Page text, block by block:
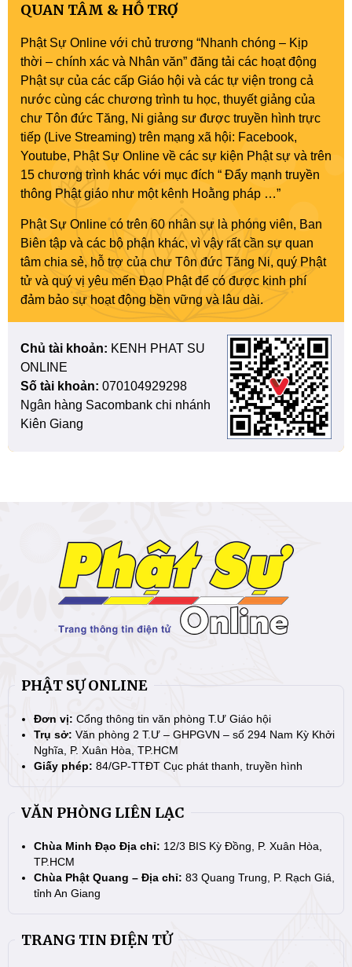
QUAN TÂM & HỖ TRỢ
Phật Sự Online với chủ trương “Nhanh chóng – Kịp
thời – chính xác và Nhân văn” đăng tải các hoạt động
Phật sự của các cấp Giáo hội và các tự viện trong cả
nước cùng các chương trình tu học, thuyết giảng của
chư Tôn đức Tăng, Ni giảng sư được truyền hình trực
tiếp (Live Streaming) trên mạng xã hội: Facebook,
Youtube, Phật Sự Online về các sự kiện Phật sự và trên
15 chương trình khác với mục đích “ Đẩy mạnh truyền
thông Phật giáo như một kênh Hoằng pháp …”
Phật Sự Online có trên 60 nhân sự là phóng viên, Ban
Biên tập và các bộ phận khác, vì vậy rất cần sự quan
tâm chia sẻ, hỗ trợ của chư Tôn đức Tăng Ni, quý Phật
tử và quý vị yêu mến Đạo Phật để có được kinh phí
đảm bảo sự hoạt động bền vững và lâu dài.
Chủ tài khoản: KENH PHAT SU
ONLINE
Số tài khoản: 070104929298
Ngân hàng Sacombank chi nhánh
Kiên Giang
PHẬT SỰ ONLINE
Đơn vị: Cổng thông tin văn phòng T.Ư Giáo hội
Trụ sở: Văn phòng 2 T.Ư – GHPGVN – số 294 Nam Kỳ Khởi
Nghĩa, P. Xuân Hòa, TP.HCM
Giấy phép: 84/GP-TTĐT Cục phát thanh, truyền hình
VĂN PHÒNG LIÊN LẠC
Chùa Minh Đạo Địa chỉ: 12/3 BIS Kỳ Đồng, P. Xuân Hòa,
TP.HCM
Chùa Phật Quang – Địa chỉ: 83 Quang Trung, P. Rạch Giá,
tỉnh An Giang
TRANG TIN ĐIỆN TỬ